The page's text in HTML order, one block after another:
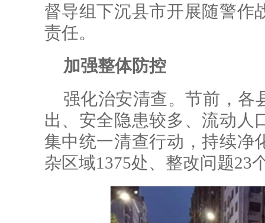
督导组下沉县市开展随警作
责任。
加强整体防控
强化治安清查。节前，各
出、安全隐患较多、流动人
集中统一清查行动，持续净
杂区域1375处、整改问题23